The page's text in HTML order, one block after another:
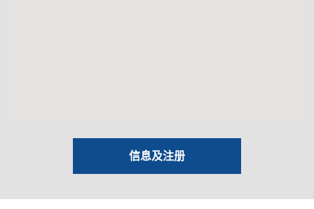
信息及注册